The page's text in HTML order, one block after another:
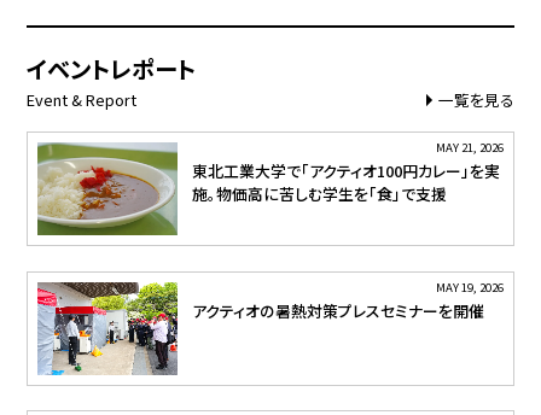
イベントレポート
Event & Report 一覧を見る
MAY 21, 2026
東北工業大学で「アクティオ100円カレー」を実
施。物価高に苦しむ学生を「食」で支援
MAY 19, 2026
アクティオの暑熱対策プレスセミナーを開催